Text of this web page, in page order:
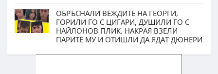
ОБРЪСНАЛИ ВЕЖДИТЕ НА ГЕОРГИ,
ГОРИЛИ ГО С ЦИГАРИ, ДУШИЛИ ГО С
НАЙЛОНОВ ПЛИК. НАКРАЯ ВЗЕЛИ
ПАРИТЕ МУ И ОТИШЛИ ДА ЯДАТ ДЮНЕРИ